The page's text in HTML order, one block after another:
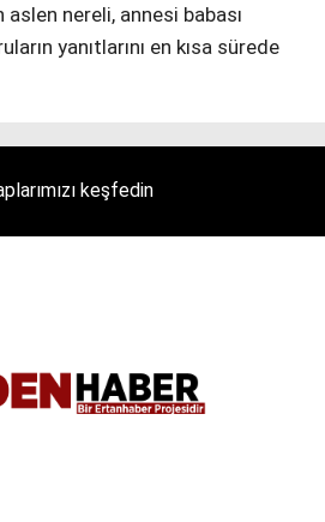
aslen nereli, annesi babası
yanıtlarını en kısa sürede
keşfedin